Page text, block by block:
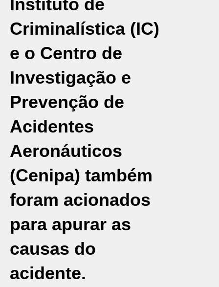
Instituto de
Criminalística (IC)
e o Centro de
Investigação e
Prevenção de
Acidentes
Aeronáuticos
(Cenipa) também
foram acionados
para apurar as
causas do
acidente.